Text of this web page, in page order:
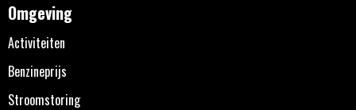
Omgeving
Activiteiten
Benzineprijs
Stroomstoring